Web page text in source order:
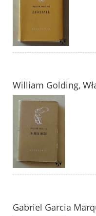
William Golding,
Gabriel Garcia